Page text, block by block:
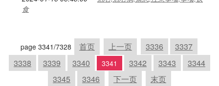
食
page 3341/7328 首页 上一页 3336
3337
3338
3339 3340 3341 3342 3343
3344
3345
3346 下一页 末页